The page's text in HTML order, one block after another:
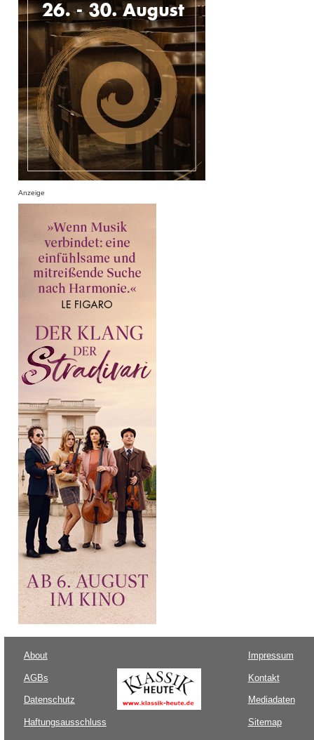
Anzeige
About
AGBs
Datenschutz
Haftungsausschluss
Impressum
Kontakt
Mediadaten
Sitemap